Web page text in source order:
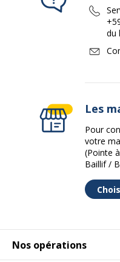
Nos opérations
du
Les
Pour
votre
(Pointe
Baillif /